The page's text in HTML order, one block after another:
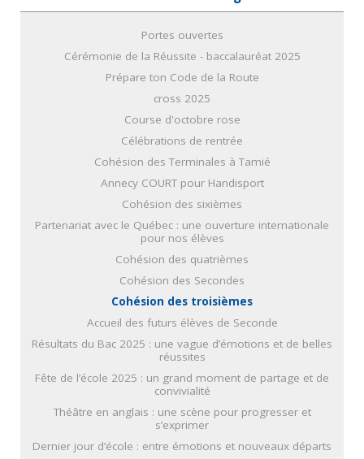
Portes ouvertes
Cérémonie de la Réussite - baccalauréat 2025
Prépare ton Code de la Route
cross 2025
Course d'octobre rose
Célébrations de rentrée
Cohésion des Terminales à Tamié
Annecy COURT pour Handisport
Cohésion des sixièmes
Partenariat avec le Québec : une ouverture internationale
pour nos élèves
Cohésion des quatrièmes
Cohésion des Secondes
Cohésion des troisièmes
Accueil des futurs élèves de Seconde
Résultats du Bac 2025 : une vague d’émotions et de belles
réussites
Fête de l’école 2025 : un grand moment de partage et de
convivialité
Théâtre en anglais : une scène pour progresser et
s’exprimer
Dernier jour d’école : entre émotions et nouveaux départs